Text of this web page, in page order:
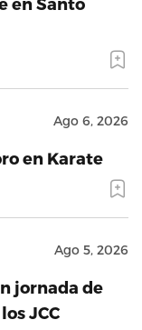
Ago 6, 2026
en Karate
Ago 5, 2026
jornada de
JCC